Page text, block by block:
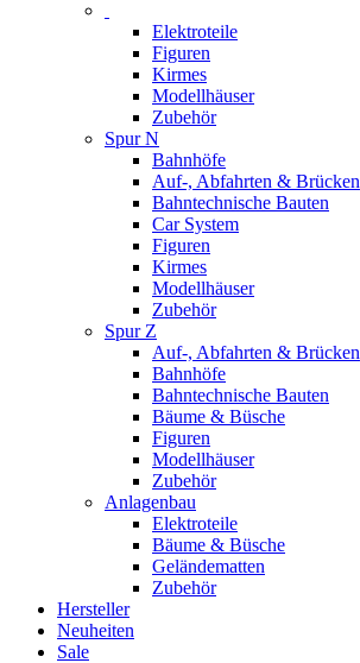
Elektroteile
Figuren
Kirmes
Modellhäuser
Zubehör
Spur N
Bahnhöfe
Auf-, Abfahrten & Brücken
Bahntechnische Bauten
Car System
Figuren
Kirmes
Modellhäuser
Zubehör
Spur Z
Auf-, Abfahrten & Brücken
Bahnhöfe
Bahntechnische Bauten
Bäume & Büsche
Figuren
Modellhäuser
Zubehör
Anlagenbau
Elektroteile
Bäume & Büsche
Geländematten
Zubehör
Hersteller
Neuheiten
Sale